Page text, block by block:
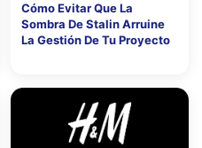
Cómo Evitar Que La
Sombra De Stalin Arruine
La Gestión De Tu Proyecto